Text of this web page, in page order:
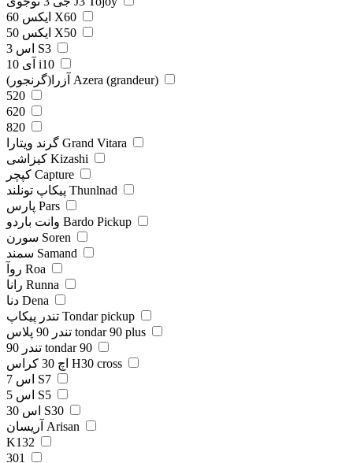
ایکس 60 X60
ایکس 50 X50
اس 3 S3
آی 10 i10
آزرا(گرنجور) Azera (grandeur)
520
620
820
گرند ویتارا Grand Vitara
کیزاشی Kizashi
کپچر Capture
پیکاپ تونلند Thunlnad
پارس Pars
وانت باردو Bardo Pickup
سورن Soren
سمند Samand
روآ Roa
رانا Runna
دنا Dena
تندر پیکاپ Tondar pickup
تندر 90 پلاس tondar 90 plus
تندر 90 tondar 90
اچ 30 کراس H30 cross
اس 7 S7
اس 5 S5
اس 30 S30
آریسان Arisan
K132
301